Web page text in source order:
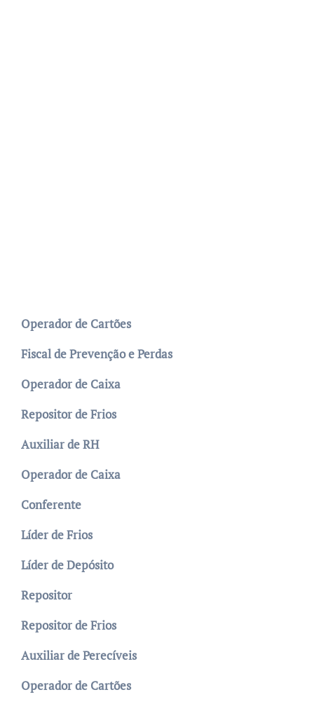
Operador de Cartões
Fiscal de Prevenção e Perdas
Operador de Caixa
Repositor de Frios
Auxiliar de RH
Operador de Caixa
Conferente
Líder de Frios
Líder de Depósito
Repositor
Repositor de Frios
Auxiliar de Perecíveis
Operador de Cartões